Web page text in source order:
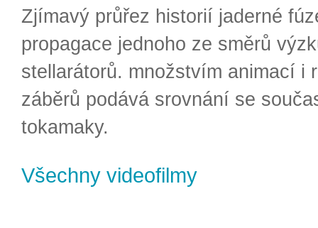
Zjímavý průřez historií jaderné
propagace jednoho ze směrů
stellarátorů. množstvím animací i
záběrů podává srovnání se
tokamaky.
Všechny videofilmy